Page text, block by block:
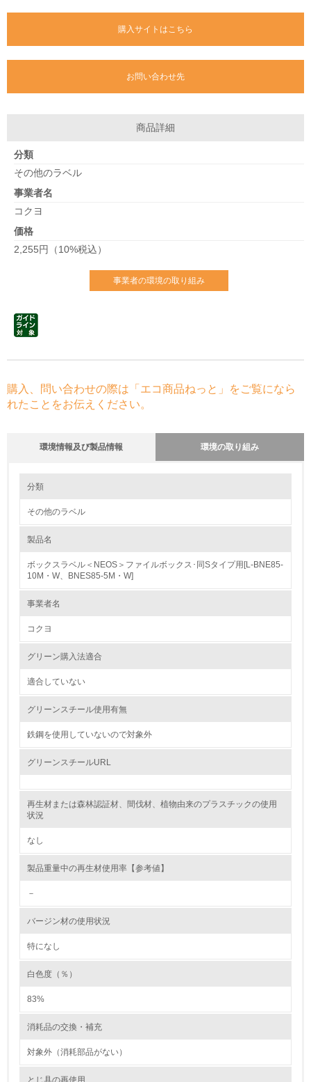
購入サイトはこちら
お問い合わせ先
商品詳細
分類
その他のラベル
事業者名
コクヨ
価格
2,255円（10%税込）
事業者の環境の取り組み
購入、問い合わせの際は「エコ商品ねっと」をご覧になら
れたことをお伝えください。
環境情報及び製品情報 環境の取り組み
1.環境取り組み体制
環境方針を持っている
環境対応の責任体制を定めている
環境問題に関する従業員教育を行っている
自社に関係する主要な環境法規制を把握し、順守している
レベル2
かしている
従業員が環境方針に基づいて自分の業務の中で行うべき環
→ 導入している規格名 ISO14001
第三者認証を取得している
分類
その他のラベル
製品名
ボックスラベル＜NEOS＞ファイルボックス･同Sタイプ用[L-BNE85-
10M・W、BNES85-5M・W]
事業者名
コクヨ
グリーン購入法適合
適合していない
グリーンスチール使用有無
鉄鋼を使用していないので対象外
グリーンスチールURL
再生材または森林認証材、間伐材、植物由来のプラスチックの使用
状況
なし
製品重量中の再生材使用率【参考値】
－
バージン材の使用状況
特になし
白色度（％）
83%
消耗品の交換・補充
対象外（消耗部品がない）
とじ具の再使用